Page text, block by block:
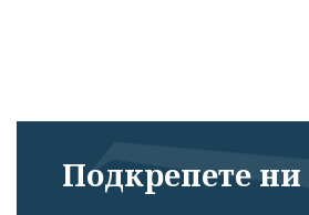
Подкрепете ни